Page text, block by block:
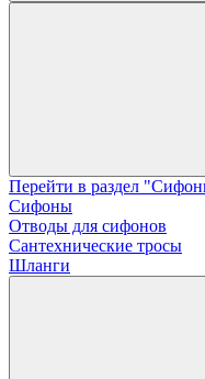
Перейти в раздел
Сифоны
Отводы для сифонов
Сантехнические тросы
Шланги